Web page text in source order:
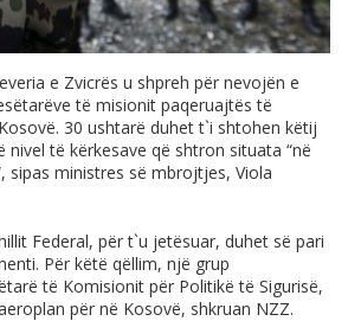
e Zvicrës u shpreh për nevojën e
të misionit paqeruajtës të
30 ushtarë duhet t`i shtohen këtij
nivel të kërkesave që shtron situata “në
sipas ministres së mbrojtjes, Viola
Federal, për t`u jetësuar, duhet së pari
Për këtë qëllim, një grup
të Komisionit për Politikë të Sigurisë,
për në Kosovë, shkruan NZZ.